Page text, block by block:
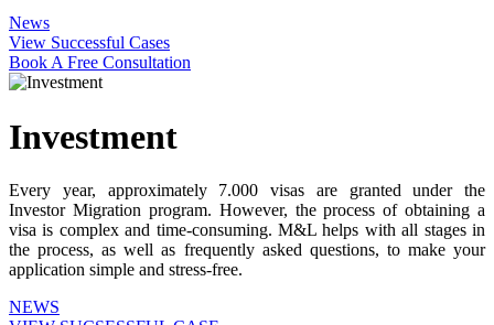
News
View Successful Cases
Book A Free Consultation
Investment
Every year, approximately 7.000 visas are granted under the
Investor Migration program. However, the process of obtaining a
visa is complex and time-consuming. M&L helps with all stages in
the process, as well as frequently asked questions, to make your
application simple and stress-free.
NEWS